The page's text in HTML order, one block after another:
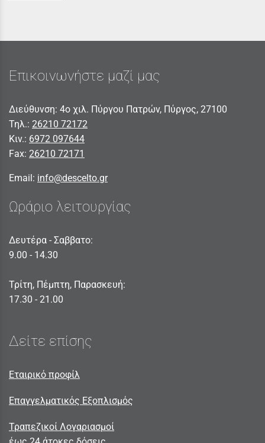
Επικοινωνήστε μαζί μας
Διεύθυνση: 4ο χιλ. Πύργου Πατρών, Πύργος, 27100
Τηλ.: 26210 72172
Κιν.: 6972 097644
Fax: 26210 72171
Email: info@descelto.gr
Ωράριο λειτουργίας
Δευτέρα - Σαββατο:
9.00 - 14.30
Τρίτη, Πέμπτη, Παρασκευή:
17.30 - 21.00
Δείτε επίσης
Εταιρικό προφίλ
Επαγγελματικός Εξοπλισμός
Τραπεζικοί Λογαριασμοί